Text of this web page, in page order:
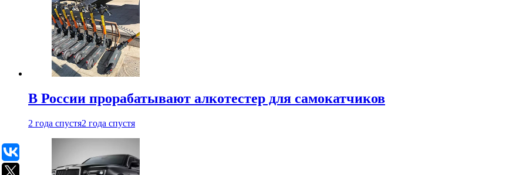
В России прорабатывают алкотестер для самокатчиков
2 года спустя2 года спустя